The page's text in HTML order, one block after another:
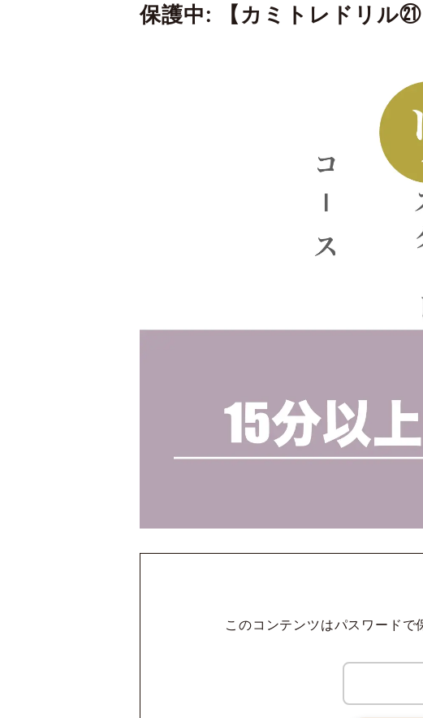
保護中: 【カミトレドリル
このコンテンツはパスワード